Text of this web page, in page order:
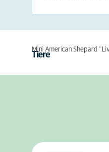
Tiere
Mini American Shepard